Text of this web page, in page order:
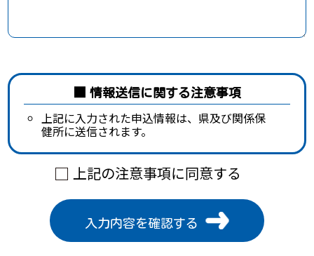
情報送信に関する注意事項
上記に入力された申込情報は、県及び関係保
健所に送信されます。
上記の注意事項に同意する
入力内容を確認する